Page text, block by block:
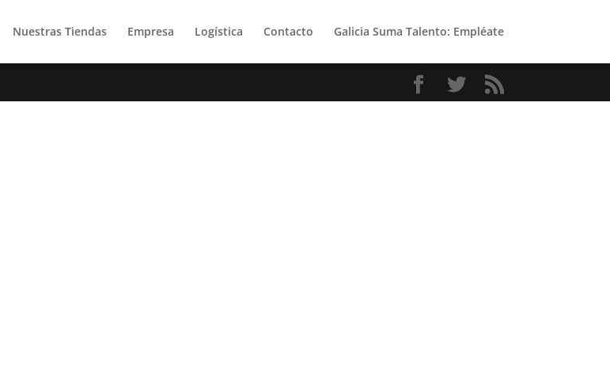
Nuestras Tiendas Empresa Logística Contacto Galicia Suma Talento: Empléate